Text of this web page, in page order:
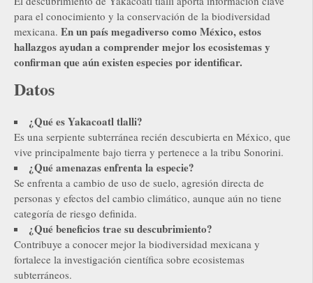
para el conocimiento y la conservación de la biodiversidad
mexicana. En un país megadiverso como México, estos
hallazgos ayudan a comprender mejor los ecosistemas y
confirman que aún existen especies por identificar.
Datos
¿Qué es Yakacoatl tlalli?
Es una serpiente subterránea recién descubierta en México, que
vive principalmente bajo tierra y pertenece a la tribu Sonorini.
¿Qué amenazas enfrenta la especie?
Se enfrenta a cambio de uso de suelo, agresión directa de
personas y efectos del cambio climático, aunque aún no tiene
categoría de riesgo definida.
¿Qué beneficios trae su descubrimiento?
Contribuye a conocer mejor la biodiversidad mexicana y
fortalece la investigación científica sobre ecosistemas
subterráneos.